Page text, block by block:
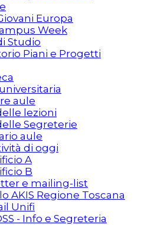
Europa
Week
Studio
Piani e Progetti
aule
lezioni
Segreterie
aule
di oggi
A
B
e mailing-list
AKIS Regione Toscana
Unifi
- Info e Segreteria